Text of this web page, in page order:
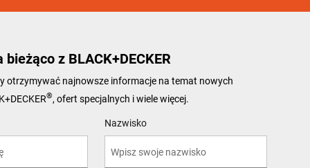
bieżąco z BLACK+DECKER
otrzymywać najnowsze informacje na temat nowych
®, ofert specjalnych i wiele więcej.
Nazwisko